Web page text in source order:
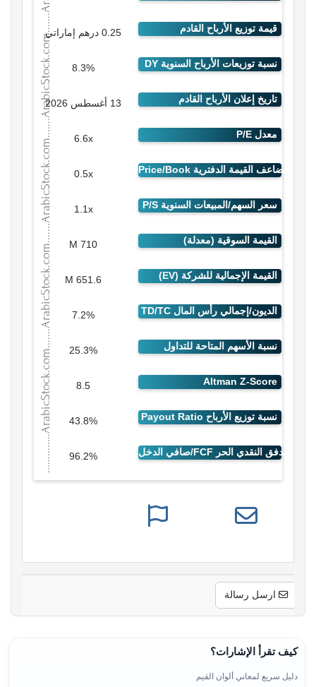
0.25 درهم إماراتي
8.3%
13 أغسطس 2026
6.6x
0.5x
1.1x
710 M
651.6 M
7.2%
25.3%
8.5
43.8%
96.2%
ارسل رسالة
كيف تقرأ الإشارات؟
دليل سريع لمعاني ألوان القيم